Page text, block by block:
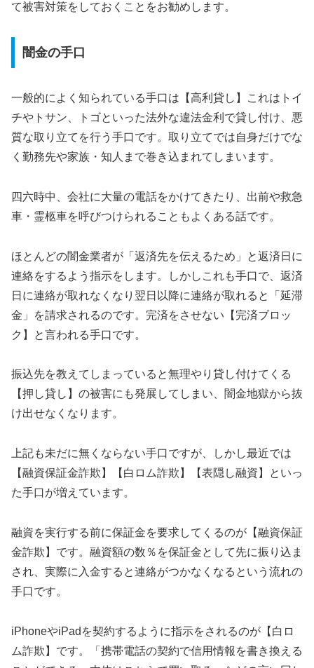
て被害対策をしておくことをお勧めします。
闇金の手口
一般的によく知られている手口は【高利貸し】これはトイ
チやトサン、トゴといった法外な違法金利で貸し付け、悪
質な取り立てを行う手口です。取り立てでは自身だけでな
く勤務先や家族・知人まで巻き込まれてしまいます。
四六時中、会社に大量の電話をかけてきたり、出前や救急
車・霊柩車を呼びつけられることもよくある話です。
ほとんどの闇金業者が「返済先を伝えるため」と返済日に
連絡をするよう指示をします。しかしこれも手口で、返済
日に連絡が取れなくなり翌日以降に連絡が取れると「延滞
金」を請求されるのです。完済をさせない【完済ブロッ
ク】と言われる手口です。
振込先を教えてしまっていると無理やり貸し付けてくる
【押し貸し】の被害にも発展してしまい、闇金地獄から抜
け出せなくなります。
上記も未だに無くならない手口ですが、しかし最近では
【融資保証金詐欺】【白ロム詐欺】【表隠し融資】といっ
た手口が増えています。
融資を実行する前に保証金を要求してくるのが【融資保証
金詐欺】です。融資額の数％を保証金として先に振り込ま
され、実際に入金すると連絡がつかなくなるという流れの
手口です。
iPhoneやiPadを契約するように指示をされるのが【白ロ
ム詐欺】です。「携帯電話の契約で信用情報を書き換える